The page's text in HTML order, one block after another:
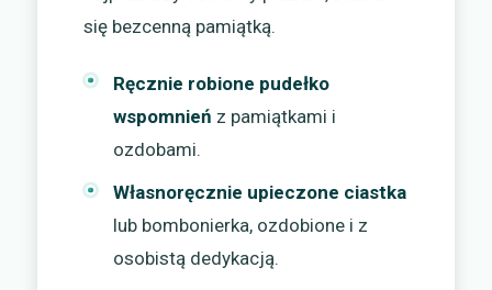
się bezcenną pamiątką.
Ręcznie robione pudełko
wspomnień z pamiątkami i
ozdobami.
Własnoręcznie upieczone ciastka
lub bombonierka, ozdobione i z
osobistą dedykacją.